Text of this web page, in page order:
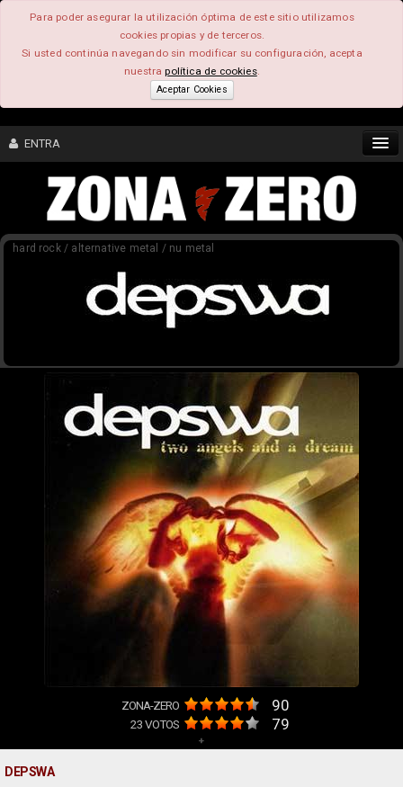
Para poder asegurar la utilización óptima de este sitio utilizamos
cookies propias y de terceros.
Si usted continúa navegando sin modificar su configuración, acepta
nuestrapolítica de cookies.
Aceptar Cookies
ENTRA
CONTENIDO
FEEEDBACK
hard rock / alternative metal / nu metal
ZONA-ZERO 90
23VOTOS 79
+
DEPSWA